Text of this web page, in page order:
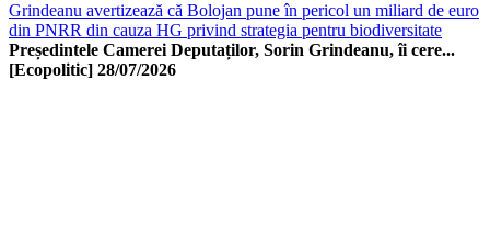
Grindeanu avertizează că Bolojan pune în pericol un miliard de euro
din PNRR din cauza HG privind strategia pentru biodiversitate
Președintele Camerei Deputaților, Sorin Grindeanu, îi cere...
[Ecopolitic] 28/07/2026